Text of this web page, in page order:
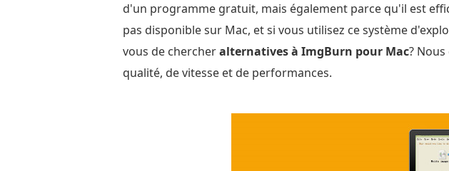
d'un programme gratuit, mais également parce qu'il est
pas disponible sur Mac, et si vous utilisez ce système
vous de chercheralternatives à ImgBurn pour Mac?
qualité, de vitesse et de performances.